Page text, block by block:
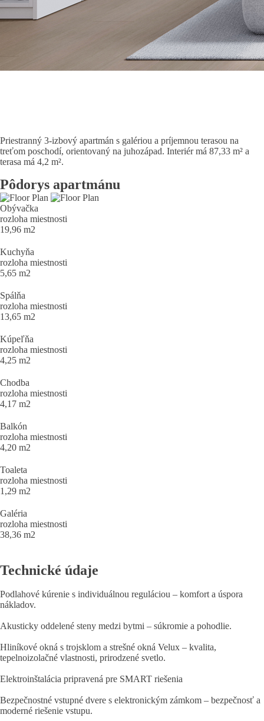
Priestranný 3-izbový apartmán s galériou a príjemnou terasou na
treťom poschodí, orientovaný na juhozápad. Interiér má 87,33 m² a
terasa má 4,2 m².
Pôdorys apartmánu
Obývačka
rozloha miestnosti
19,96 m2
Kuchyňa
rozloha miestnosti
5,65 m2
Spálňa
rozloha miestnosti
13,65 m2
Kúpeľňa
rozloha miestnosti
4,25 m2
Chodba
rozloha miestnosti
4,17 m2
Balkón
rozloha miestnosti
4,20 m2
Toaleta
rozloha miestnosti
1,29 m2
Galéria
rozloha miestnosti
38,36 m2
Technické údaje
Podlahové kúrenie s individuálnou reguláciou – komfort a úspora
nákladov.
Akusticky oddelené steny medzi bytmi – súkromie a pohodlie.
Hliníkové okná s trojsklom a strešné okná Velux – kvalita,
tepelnoizolačné vlastnosti, prirodzené svetlo.
Elektroinštalácia pripravená pre SMART riešenia
Bezpečnostné vstupné dvere s elektronickým zámkom – bezpečnosť a
moderné riešenie vstupu.